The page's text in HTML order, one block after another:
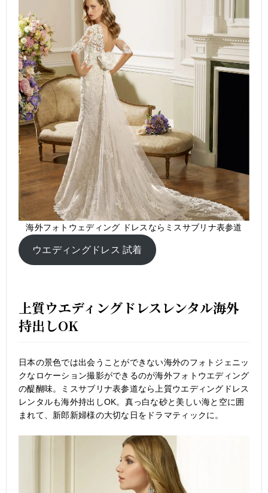
海外フォトウェディング ドレスならミスサブリナ表参道
ウエディングドレス 試着
上質ウエディングドレスレンタル海外
持出しOK
日本の景色では出会うことができない海外のフォトジェニッ
クなロケーション撮影ができるのが海外フォトウエディング
の醍醐味。ミスサブリナ表参道なら上質ウエディングドレス
レンタルも海外持出しOK。真っ白な砂と美しい海と空に囲
まれて、新郎新婦様の大切な日をドラマティックに。